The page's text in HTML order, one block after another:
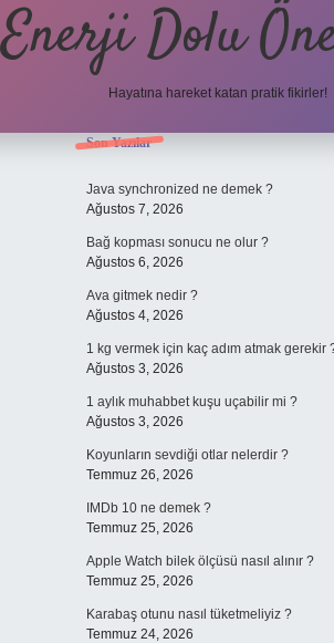
Enerji Dolu
Hayatına hareket katan pratik fikirler!
Sidebar
Son Yazılar
Java synchronized ne demek ?
Ağustos 7, 2026
Bağ kopması sonucu ne olur ?
Ağustos 6, 2026
Ava gitmek nedir ?
Ağustos 4, 2026
1 kg vermek için kaç adım atmak gerekir
Ağustos 3, 2026
1 aylık muhabbet kuşu uçabilir mi ?
Ağustos 3, 2026
Koyunların sevdiği otlar nelerdir ?
Temmuz 26, 2026
IMDb 10 ne demek ?
Temmuz 25, 2026
Apple Watch bilek ölçüsü nasıl alınır ?
Temmuz 25, 2026
Karabaş otunu nasıl tüketmeliyiz ?
Temmuz 24, 2026